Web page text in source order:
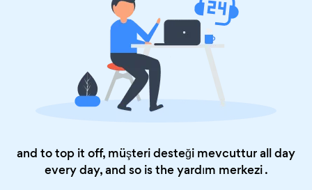
and to top it off, müşteri desteği mevcuttur all day
every day, and so is theyardım merkezi.